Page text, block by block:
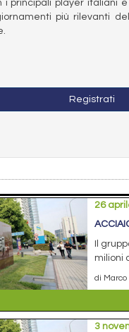
principali player italiani
più rilevanti
Registrati
26
Il
milioni
di Marco
3